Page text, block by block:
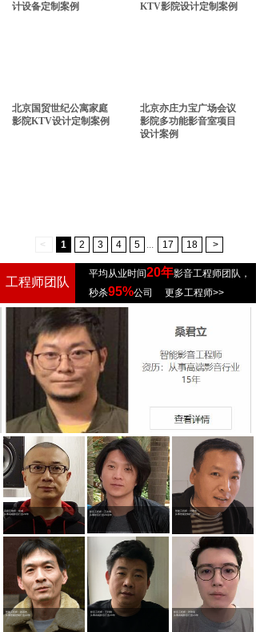
计设备定制案例
KTV影院设计定制案例
北京国贸世纪公寓家庭
影院KTV设计定制案例
北京亦庄力宝广场会议
影院多功能影音室项目
设计案例
< 1 2 3 4 5 ... 17 18 >
平均从业时间20年影音工程师团队，
秒杀95%公司 更多工程师>>
工程师团队
高级音响师： 杨威
从事高端影音行业28年
智能工程师：刘爱东
从事智能控制行业17年
影音工程师：王志伟
从事影音行业20余年
影音工程师：王利刚
从事高端影音行业20年
智能工程师：路邵杰
从事智能控制行业22年
影音工程师：张琦晨
从事高端影 音行业15年